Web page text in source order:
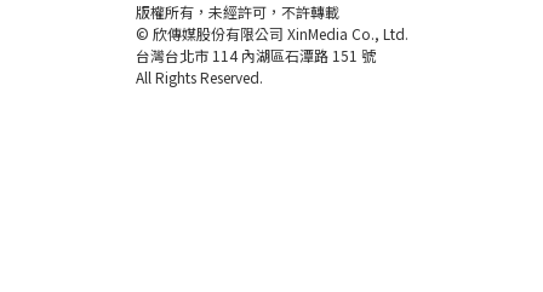
版權所有，未經許可，不許轉載
© 欣傳媒股份有限公司 XinMedia Co., Ltd.
台灣台北市 114 內湖區石潭路 151 號
All Rights Reserved.